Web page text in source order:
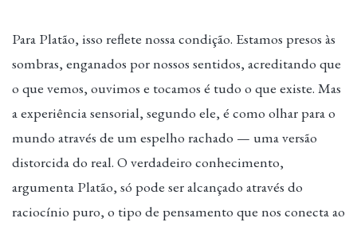
Para Platão, isso reflete nossa condição. Estamos presos às
sombras, enganados por nossos sentidos, acreditando que
o que vemos, ouvimos e tocamos é tudo o que existe. Mas
a experiência sensorial, segundo ele, é como olhar para o
mundo através de um espelho rachado — uma versão
distorcida do real. O verdadeiro conhecimento,
argumenta Platão, só pode ser alcançado através do
raciocínio puro, o tipo de pensamento que nos conecta ao